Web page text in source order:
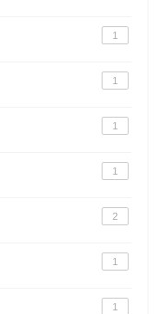
1
1
1
1
2
1
1